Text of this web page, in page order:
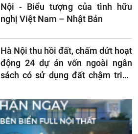
Nội - Biểu tượng của tình hữu
nghị Việt Nam – Nhật Bản
Hà Nội thu hồi đất, chấm dứt hoạt
động 24 dự án vốn ngoài ngân
sách có sử dụng đất chậm triển